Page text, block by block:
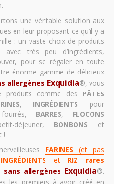
une véritable solution aux
en leur proposant ce qu’il y a
: un vaste choix de produits
avec très peu d’ingrédients,
pour se régaler en toute
énorme gamme de délicieux
allergènes Exquidia®, vous
produits comme des PÂTES
, INGRÉDIENTS pour
BARRES, FLOCONS
déjeuner, BONBONS et
!
FARINES (et pas
INGRÉDIENTS et RIZ rares
sans allergènes Exquidia®.
les premiers à avoir créé en